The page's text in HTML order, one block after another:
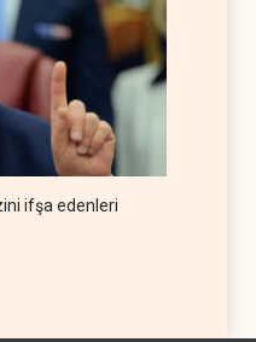
ifşa edenleri